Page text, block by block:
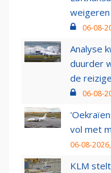
weigeren
06-08-
Analyse
duurder
de
06-08-
vol met
06-08-
KLM